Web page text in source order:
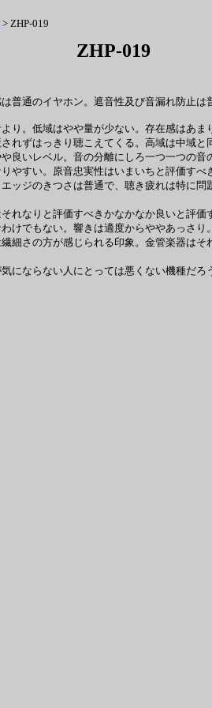
普通のイヤホン。遮音性及び音漏れ防止は
り。低域はやや量が少ない。存在感はあ
れずはっきり聴こえてくる。高域は中域
良いレベル。音の分離にしろ一つ一つの
やすい。原音忠実性はいまいちと評価す
ッジのきつさは普通で、聴き疲れは特に
れなりと評価すべきかなかなか良いと評
けでもない。響きは適度からややあっさり
細さの方が感じられる印象。金管楽器は
にならない人にとっては悪くない機種だろ
ZHP-019
> ZHP-019